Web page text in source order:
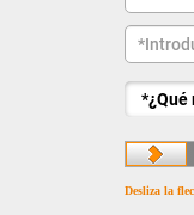
Desliza la